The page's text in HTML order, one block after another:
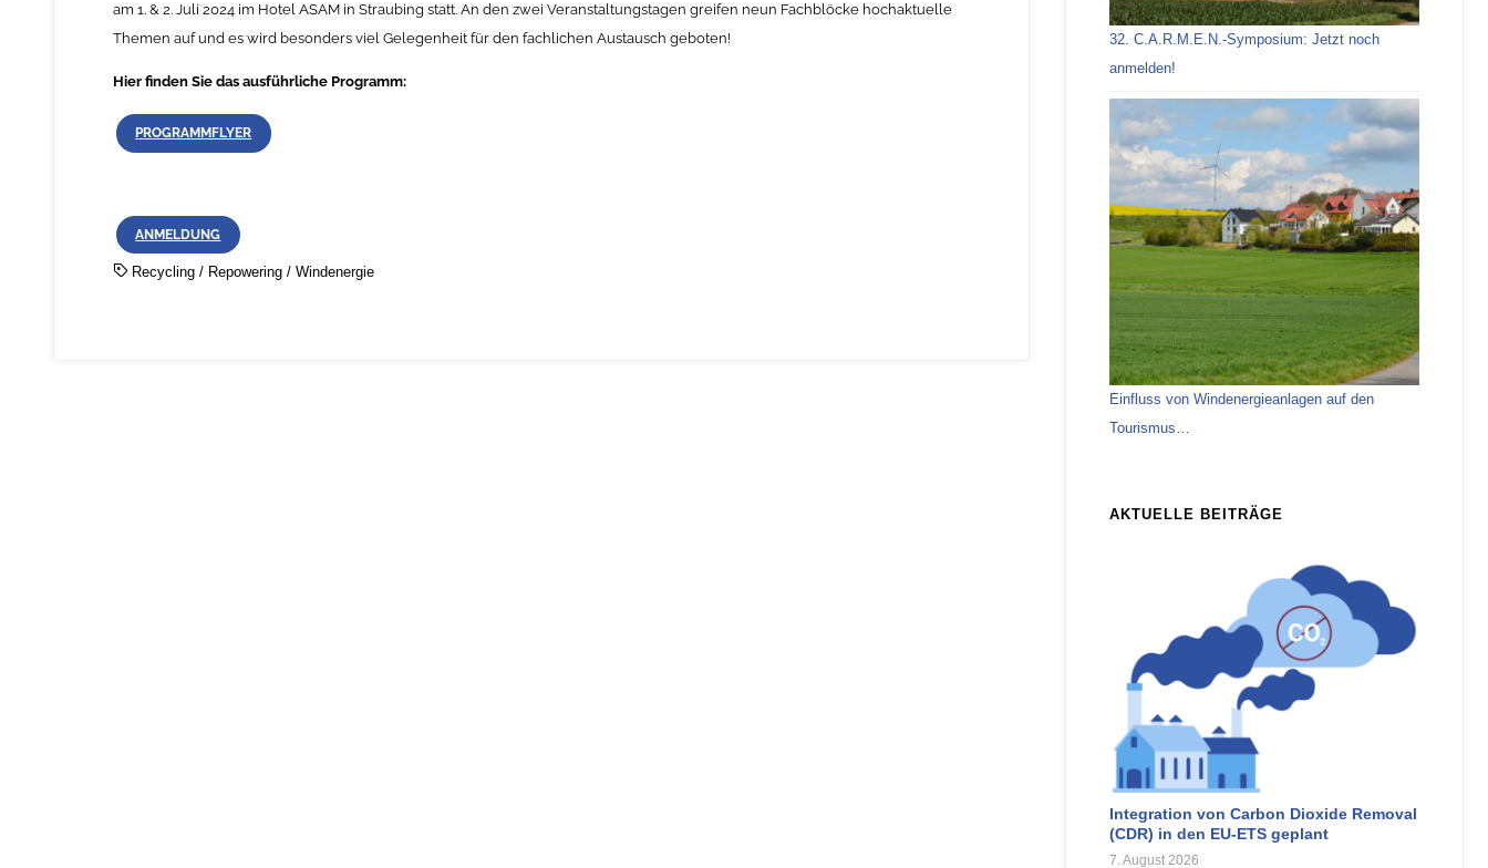
am 1. & 2. Juli 2024 im Hotel ASAM in Straubing statt. An den zwei Veranstaltungstagen greifen neun Fachblöcke hochaktuelle
Themen auf und es wird besonders viel Gelegenheit für den fachlichen Austausch geboten!
Hier finden Sie das ausführliche Programm:
PROGRAMMFLYER
ANMELDUNG
Recycling/ Repowering/ Windenergie
32. C.A.R.M.E.N.-Symposium: Jetzt noch
anmelden!
Einfluss von Windenergieanlagen auf den
Tourismus…
AKTUELLE BEITRÄGE
Integration von Carbon Dioxide Removal
(CDR) in den EU-ETS geplant
7. August 2026